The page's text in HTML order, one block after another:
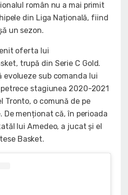
român nu a mai primit
din Liga Națională, fiind
un sezon.
oferta lui
trupă din Serie C Gold.
evolueze sub comanda lui
stagiunea 2020-2021
Tronto, o comună de pe
De menționat că, în perioada
lui Amedeo, a jucat și el
Basket.